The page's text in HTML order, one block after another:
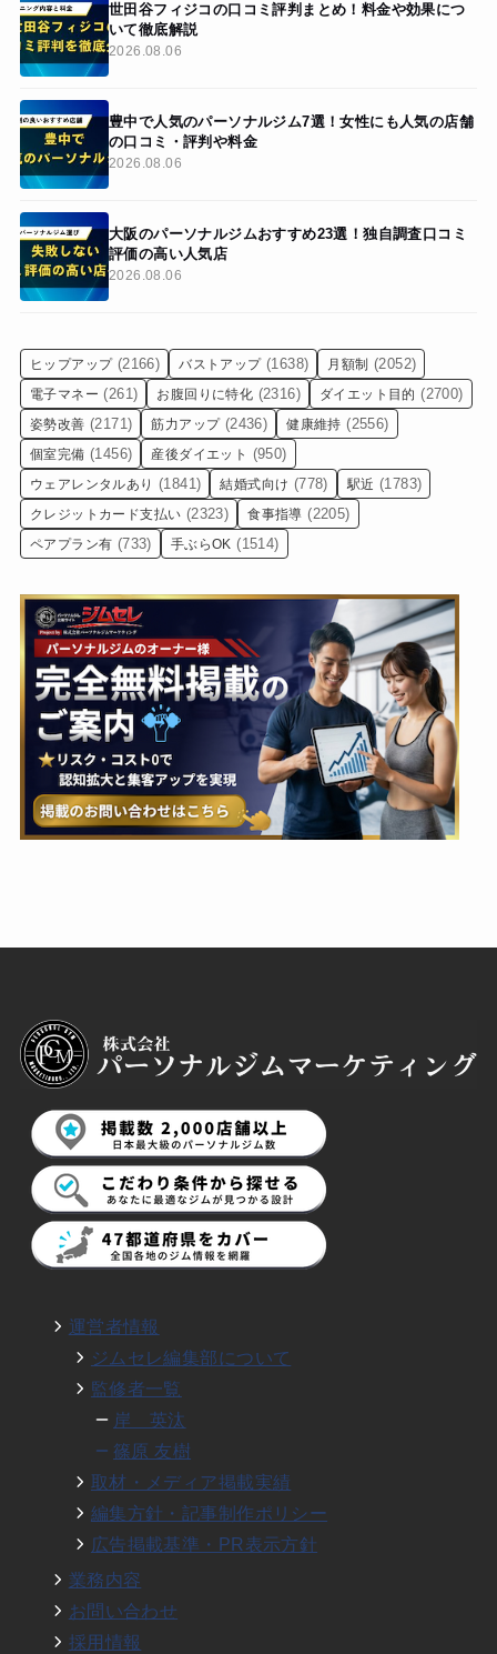
世田谷フィジコの口コミ評判まとめ！料金や効果につ
いて徹底解説
2026.08.06
豊中で人気のパーソナルジム7選！女性にも人気の店舗
の口コミ・評判や料金
2026.08.06
大阪のパーソナルジムおすすめ23選！独自調査口コミ
評価の高い人気店
2026.08.06
ヒップアップ (2166) バストアップ (1638) 月額制 (2052)
電子マネー (261) お腹回りに特化 (2316) ダイエット目的 (2700)
姿勢改善 (2171) 筋力アップ (2436) 健康維持 (2556)
個室完備 (1456) 産後ダイエット (950)
ウェアレンタルあり (1841) 結婚式向け (778) 駅近 (1783)
クレジットカード支払い (2323) 食事指導 (2205)
ペアプラン有 (733) 手ぶらOK (1514)
運営者情報
ジムセレ編集部について
監修者一覧
岸 英汰
篠原 友樹
取材・メディア掲載実績
編集方針・記事制作ポリシー
広告掲載基準・PR表示方針
業務内容
お問い合わせ
採用情報